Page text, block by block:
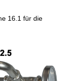
16.1 für die